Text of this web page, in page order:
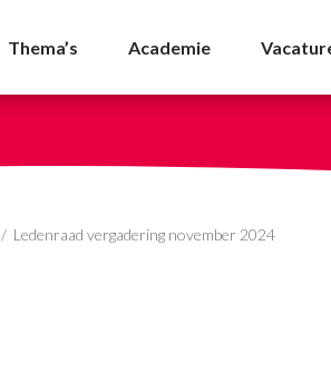
2024 -
Thema’s Academie
/ Ledenraad vergadering november 2024